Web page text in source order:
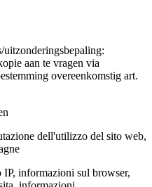
uitzonderingsbepaling:
aan te vragen via
overeenkomstig art.
dell'utilizzo del sito web,
informazioni sul browser,